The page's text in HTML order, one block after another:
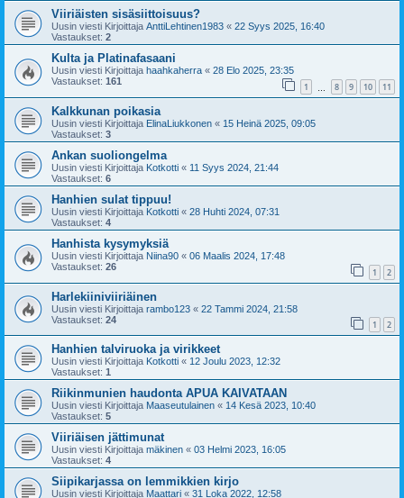
Viiriäisten sisäsiittoisuus?
Uusin viesti Kirjoittaja AnttiLehtinen1983 « 22 Syys 2025, 16:40
Vastaukset: 2
Kulta ja Platinafasaani
Uusin viesti Kirjoittaja haahkaherra « 28 Elo 2025, 23:35
Vastaukset: 161 1 8 9 10 11
Kalkkunan poikasia
Uusin viesti Kirjoittaja ElinaLiukkonen « 15 Heinä 2025, 09:05
Vastaukset: 3
Ankan suoliongelma
Uusin viesti Kirjoittaja Kotkotti « 11 Syys 2024, 21:44
Vastaukset: 6
Hanhien sulat tippuu!
Uusin viesti Kirjoittaja Kotkotti « 28 Huhti 2024, 07:31
Vastaukset: 4
Hanhista kysymyksiä
Uusin viesti Kirjoittaja Niina90 « 06 Maalis 2024, 17:48
Vastaukset: 26 1 2
Harlekiiniviiriäinen
Uusin viesti Kirjoittaja rambo123 « 22 Tammi 2024, 21:58
Vastaukset: 24 1 2
Hanhien talviruoka ja virikkeet
Uusin viesti Kirjoittaja Kotkotti « 12 Joulu 2023, 12:32
Vastaukset: 1
Riikinmunien haudonta APUA KAIVATAAN
Uusin viesti Kirjoittaja Maaseutulainen « 14 Kesä 2023, 10:40
Vastaukset: 5
Viiriäisen jättimunat
Uusin viesti Kirjoittaja mäkinen « 03 Helmi 2023, 16:05
Vastaukset: 4
Siipikarjassa on lemmikkien kirjo
Uusin viesti Kirjoittaja Maattari « 31 Loka 2022, 12:58